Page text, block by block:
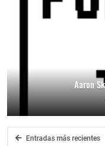
Aaron
Entradas más recientes